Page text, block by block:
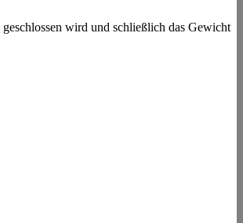
wird und schließlich das Gewicht